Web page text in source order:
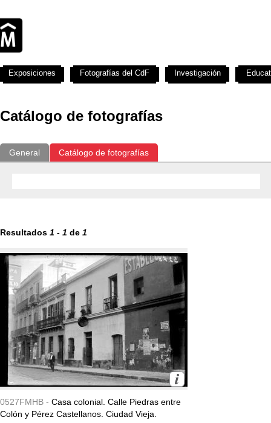
Catálogo de fotografías
General Catálogo de fotografías
Resultados 1 - 1 de 1
0527FMHB - Casa colonial. Calle Piedras entre
Colón y Pérez Castellanos. Ciudad Vieja.
Exposiciones Fotografías del CdF Investigación